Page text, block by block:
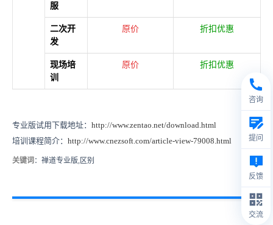
服
二次开
发
原价 折扣优惠
现场培
训
原价 折扣优惠
专业版试用下载地址： http://www.zentao.net/download.html
培训课程简介： http://www.cnezsoft.com/article-view-79008.html
关键词 ：禅道专业版,区别
咨询
提问
反馈
交流